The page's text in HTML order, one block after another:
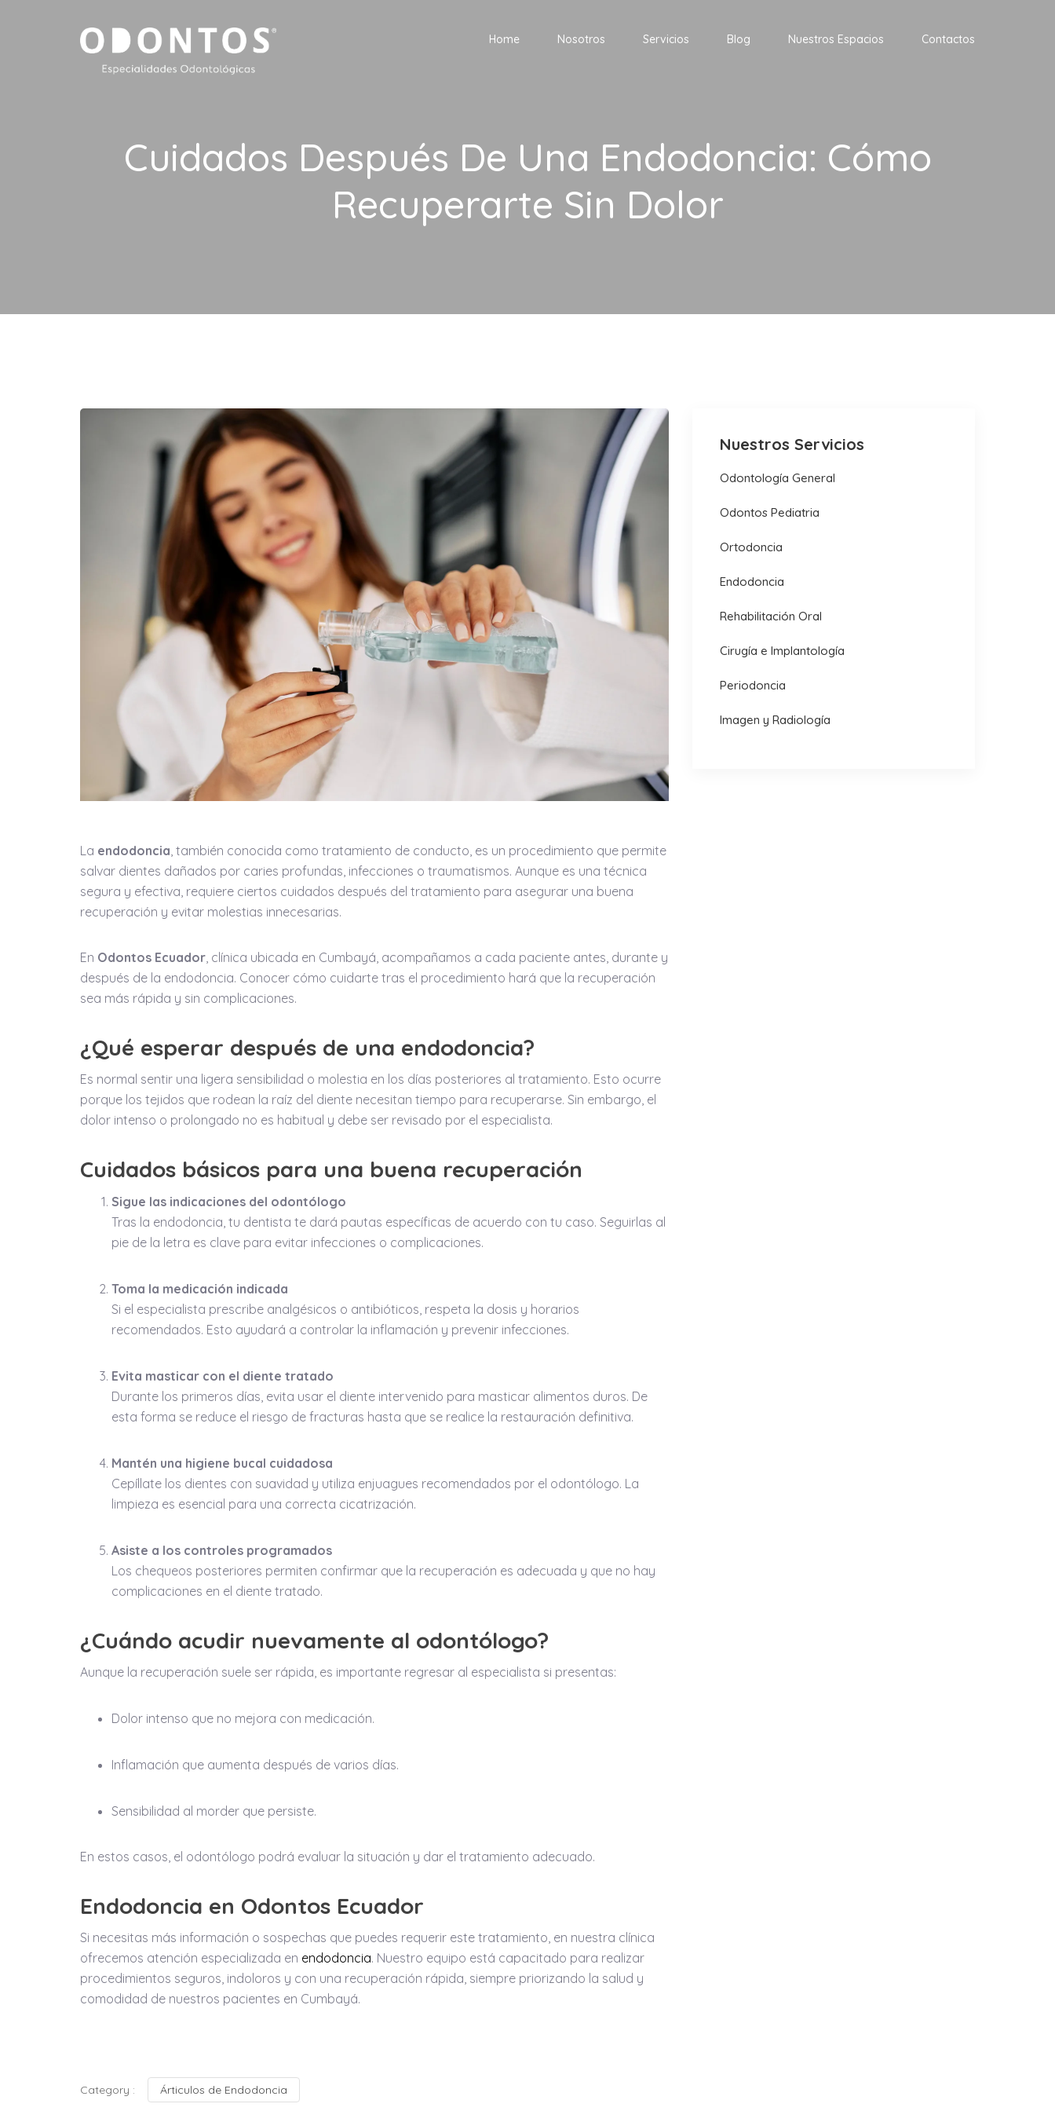
Home Nosotros Servicios Blog Nuestros Espacios Contactos
Cuidados Después De Una Endodoncia: Cómo
Recuperarte Sin Dolor
La endodoncia , también conocida como tratamiento de conducto, es un procedimiento que permite
salvar dientes dañados por caries profundas, infecciones o traumatismos. Aunque es una técnica
segura y efectiva, requiere ciertos cuidados después del tratamiento para asegurar una buena
recuperación y evitar molestias innecesarias.
En Odontos Ecuador , clínica ubicada en Cumbayá, acompañamos a cada paciente antes, durante y
después de la endodoncia. Conocer cómo cuidarte tras el procedimiento hará que la recuperación
sea más rápida y sin complicaciones.
¿Qué esperar después de una endodoncia?
Es normal sentir una ligera sensibilidad o molestia en los días posteriores al tratamiento. Esto ocurre
porque los tejidos que rodean la raíz del diente necesitan tiempo para recuperarse. Sin embargo, el
dolor intenso o prolongado no es habitual y debe ser revisado por el especialista.
Cuidados básicos para una buena recuperación
Sigue las indicaciones del odontólogo
Tras la endodoncia, tu dentista te dará pautas específicas de acuerdo con tu caso. Seguirlas al
pie de la letra es clave para evitar infecciones o complicaciones.
Toma la medicación indicada
Si el especialista prescribe analgésicos o antibióticos, respeta la dosis y horarios
recomendados. Esto ayudará a controlar la inflamación y prevenir infecciones.
Evita masticar con el diente tratado
Durante los primeros días, evita usar el diente intervenido para masticar alimentos duros. De
esta forma se reduce el riesgo de fracturas hasta que se realice la restauración definitiva.
Mantén una higiene bucal cuidadosa
Cepíllate los dientes con suavidad y utiliza enjuagues recomendados por el odontólogo. La
limpieza es esencial para una correcta cicatrización.
Asiste a los controles programados
Los chequeos posteriores permiten confirmar que la recuperación es adecuada y que no hay
complicaciones en el diente tratado.
¿Cuándo acudir nuevamente al odontólogo?
Aunque la recuperación suele ser rápida, es importante regresar al especialista si presentas:
Dolor intenso que no mejora con medicación.
Inflamación que aumenta después de varios días.
Sensibilidad al morder que persiste.
En estos casos, el odontólogo podrá evaluar la situación y dar el tratamiento adecuado.
Endodoncia en Odontos Ecuador
Si necesitas más información o sospechas que puedes requerir este tratamiento, en nuestra clínica
ofrecemos atención especializada en endodoncia. Nuestro equipo está capacitado para realizar
procedimientos seguros, indoloros y con una recuperación rápida, siempre priorizando la salud y
comodidad de nuestros pacientes en Cumbayá.
Category : Árticulos de Endodoncia
Nuestros Servicios
Odontología General
Odontos Pediatria
Ortodoncia
Endodoncia
Rehabilitación Oral
Cirugía e Implantología
Periodoncia
Imagen y Radiología